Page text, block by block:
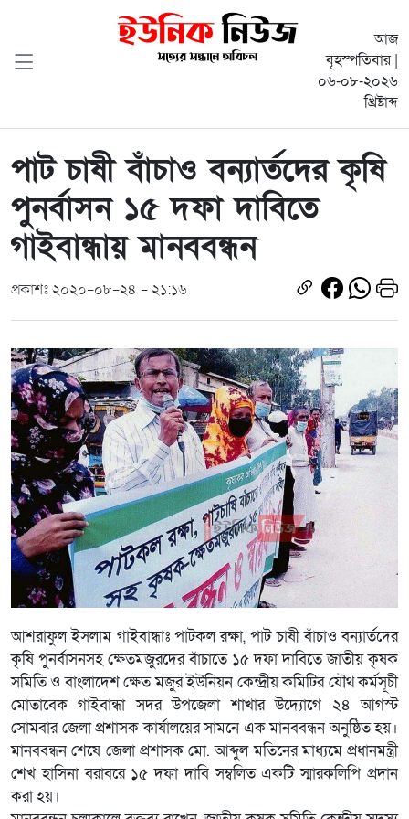
আজ
বৃহস্পতিবার |
০৬-০৮-২০২৬
খ্রিষ্টাব্দ
পাট চাষী বাঁচাও বন্যার্তদের কৃষি
পুনর্বাসন ১৫ দফা দাবিতে
গাইবান্ধায় মানববন্ধন
প্রকাশঃ ২০২০-০৮-২৪ - ২১:১৬
আশরাফুল ইসলাম গাইবান্ধাঃ পাটকল রক্ষা, পাট চাষী বাঁচাও বন্যার্তদের
কৃষি পুনর্বাসনসহ ক্ষেতমজুরদের বাঁচাতে ১৫ দফা দাবিতে জাতীয় কৃষক
সমিতি ও বাংলাদেশ ক্ষেত মজুর ইউনিয়ন কেন্দ্রীয় কমিটির যৌথ কর্মসূচী
মোতাবেক গাইবান্ধা সদর উপজেলা শাখার উদ্যোগে ২৪ আগস্ট
সোমবার জেলা প্রশাসক কার্যালয়ের সামনে এক মানববন্ধন অনুষ্ঠিত হয়।
মানববন্ধন শেষে জেলা প্রশাসক মো. আব্দুল মতিনের মাধ্যমে প্রধানমন্ত্রী
শেখ হাসিনা বরাবরে ১৫ দফা দাবি সম্বলিত একটি স্মারকলিপি প্রদান
করা হয়।